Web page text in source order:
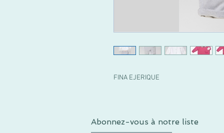
FINA EJERIQUE
Abonnez-vous à notre liste